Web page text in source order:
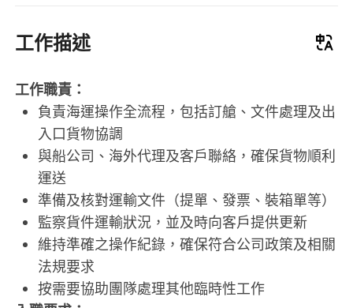
工作描述
工作職責：
負責海運操作全流程，包括訂艙、文件處理及出
入口貨物協調
與船公司、海外代理及客戶聯絡，確保貨物順利
運送
準備及核對運輸文件（提單、發票、裝箱單等）
監察貨件運輸狀況，並及時向客戶提供更新
維持準確之操作紀錄，確保符合公司政策及相關
法規要求
按需要協助團隊處理其他臨時性工作